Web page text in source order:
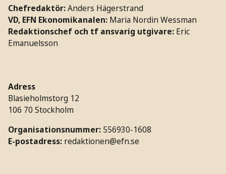
Chefredaktör:Anders Hägerstrand
VD, EFN Ekonomikanalen: Maria Nordin Wessman
Redaktionschef och tf ansvarig utgivare: Eric
Emanuelsson
Adress
Blasieholmstorg 12
106 70 Stockholm
Organisationsnummer: 556930-1608
E-postadress: redaktionen@efn.se